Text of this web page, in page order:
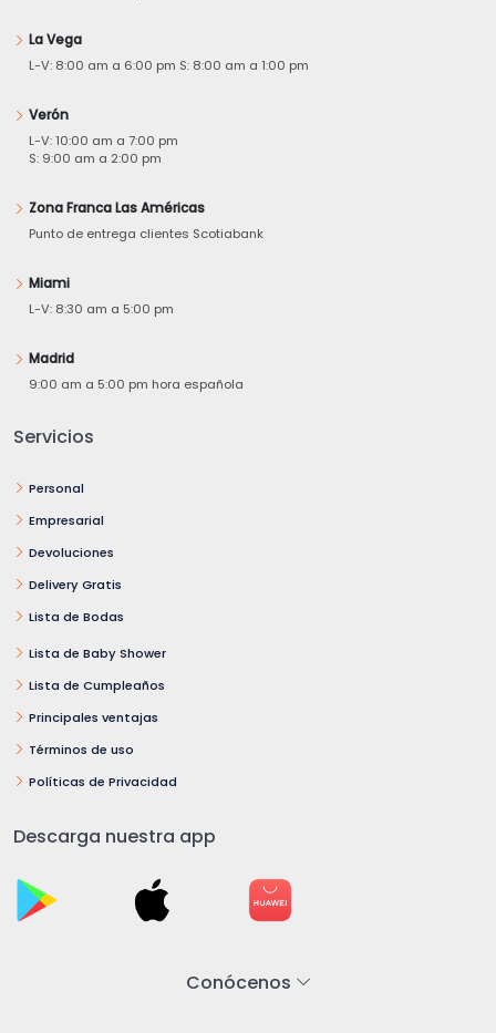
La Vega
L-V: 8:00 am a 6:00 pm S: 8:00 am a 1:00 pm
Verón
L-V: 10:00 am a 7:00 pm
S: 9:00 am a 2:00 pm
Zona Franca Las Américas
Punto de entrega clientes Scotiabank
Miami
L-V: 8:30 am a 5:00 pm
Madrid
9:00 am a 5:00 pm hora española
Servicios
Personal
Empresarial
Devoluciones
Delivery Gratis
Lista de Bodas
Lista de Baby Shower
Lista de Cumpleaños
Principales ventajas
Términos de uso
Políticas de Privacidad
Descarga nuestra app
Conócenos